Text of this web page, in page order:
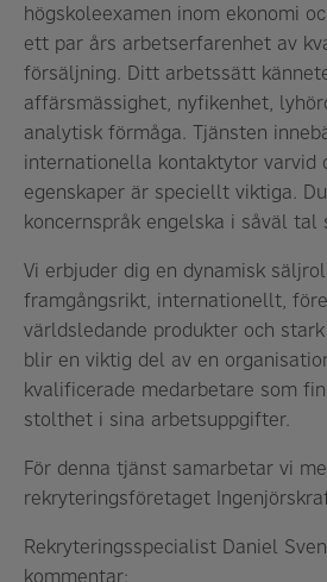
högskoleexamen inom ekonomi
ett par års arbetserfarenhet av
försäljning. Ditt arbetssätt
affärsmässighet, nyfikenhet,
analytisk förmåga. Tjänsten
internationella kontaktytor varvid
egenskaper är speciellt viktiga.
koncernspråk engelska i såväl tal
Vi erbjuder dig en dynamisk
framgångsrikt, internationellt,
världsledande produkter och
blir en viktig del av en
kvalificerade medarbetare som
stolthet i sina arbetsuppgifter.
För denna tjänst samarbetar vi
rekryteringsföretaget
Rekryteringsspecialist Daniel
kommentar: